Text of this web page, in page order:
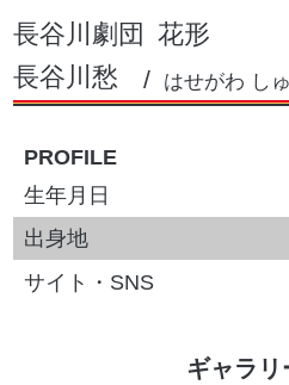
長谷川劇団 花形
長谷川愁
はせがわ し
PROFILE
生年月日
出身地
サイト・SNS
ギャラリ